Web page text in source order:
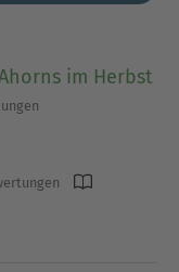
im Herbst